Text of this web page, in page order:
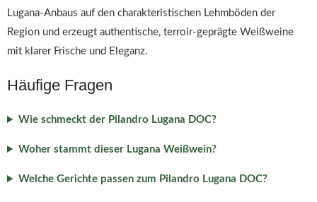
Lugana-Anbaus auf den charakteristischen Lehmböden der
Region und erzeugt authentische, terroir-geprägte Weißweine
mit klarer Frische und Eleganz.
Häufige Fragen
Wie schmeckt der Pilandro Lugana DOC?
Woher stammt dieser Lugana Weißwein?
Welche Gerichte passen zum Pilandro Lugana DOC?